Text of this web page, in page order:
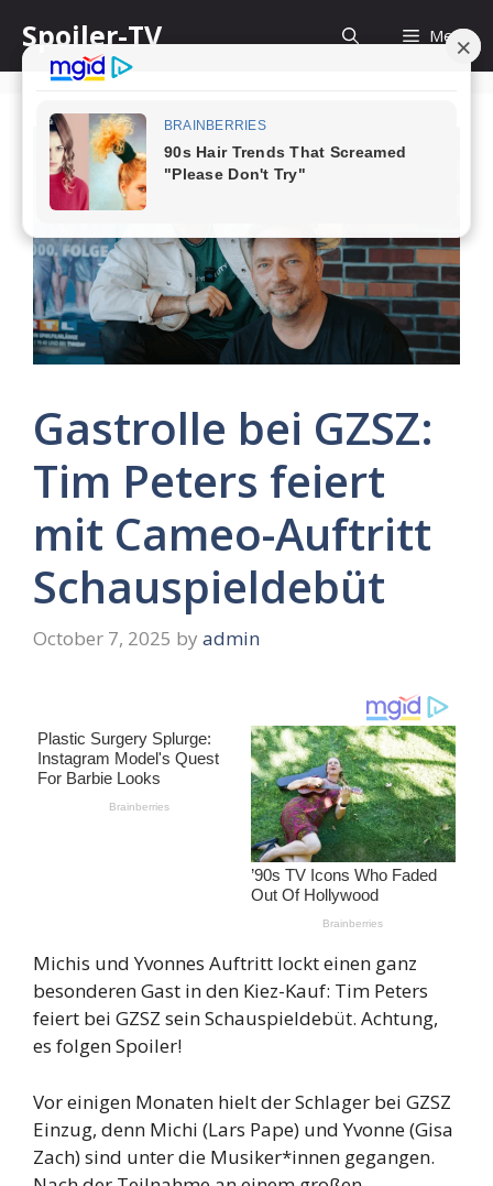
content
Spoiler-TV Menu
Gastrolle bei GZSZ:
Tim Peters feiert
mit Cameo-Auftritt
Schauspieldebüt
October 7, 2025 by admin
Michis und Yvonnes Auftritt lockt einen ganz
besonderen Gast in den Kiez-Kauf: Tim Peters
feiert bei GZSZ sein Schauspieldebüt. Achtung,
es folgen Spoiler!
Vor einigen Monaten hielt der Schlager bei GZSZ
Einzug, denn Michi (Lars Pape) und Yvonne (Gisa
Zach) sind unter die Musiker*innen gegangen.